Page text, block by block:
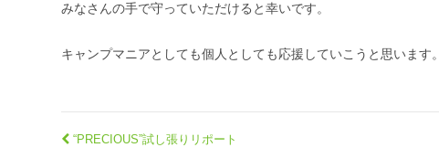
みなさんの手で守っていただけると幸いです。
キャンプマニアとしても個人としても応援していこうと思います。
“PRECIOUS”試し張りリポート